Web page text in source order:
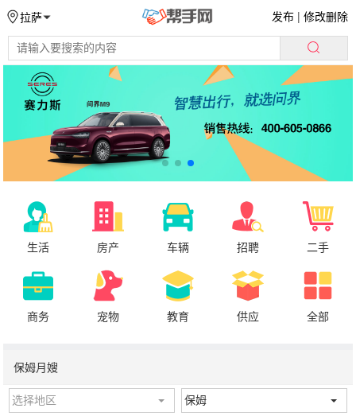
拉萨 发布 |修改删除
生活 房产 车辆 招聘 二手
商务 宠物 教育 供应 全部
保姆月嫂
选择地区 保姆